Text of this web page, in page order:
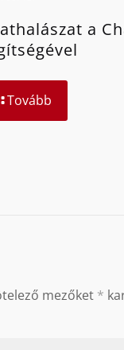
a
Tovább
mezőket *